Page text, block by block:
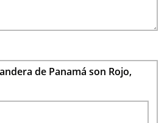
de Panamá son Rojo,